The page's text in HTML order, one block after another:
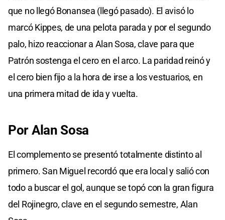
que no llegó Bonansea (llegó pasado). El avisó lo
marcó Kippes, de una pelota parada y por el segundo
palo, hizo reaccionar a Alan Sosa, clave para que
Patrón sostenga el cero en el arco. La paridad reinó y
el cero bien fijo a la hora de irse a los vestuarios, en
una primera mitad de ida y vuelta.
Por Alan Sosa
El complemento se presentó totalmente distinto al
primero. San Miguel recordó que era local y salió con
todo a buscar el gol, aunque se topó con la gran figura
del Rojinegro, clave en el segundo semestre, Alan